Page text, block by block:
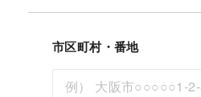
市区町村・番地